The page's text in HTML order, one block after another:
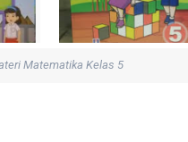
Matematika Kelas 5